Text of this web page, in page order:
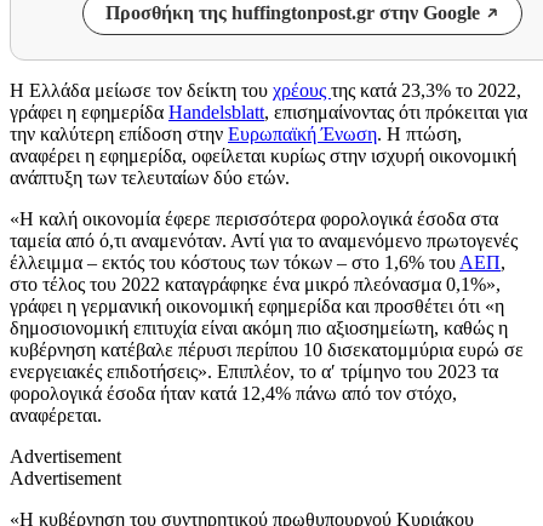
Προσθήκη της huffingtonpost.gr στην Google
Η Ελλάδα μείωσε τον δείκτη του χρέους της κατά 23,3% το 2022,
γράφει η εφημερίδα Handelsblatt, επισημαίνοντας ότι πρόκειται για
την καλύτερη επίδοση στην Ευρωπαϊκή Ένωση. Η πτώση,
αναφέρει η εφημερίδα, οφείλεται κυρίως στην ισχυρή οικονομική
ανάπτυξη των τελευταίων δύο ετών.
«Η καλή οικονομία έφερε περισσότερα φορολογικά έσοδα στα
ταμεία από ό,τι αναμενόταν. Αντί για το αναμενόμενο πρωτογενές
έλλειμμα – εκτός του κόστους των τόκων – στο 1,6% του ΑΕΠ,
στο τέλος του 2022 καταγράφηκε ένα μικρό πλεόνασμα 0,1%»,
γράφει η γερμανική οικονομική εφημερίδα και προσθέτει ότι «η
δημοσιονομική επιτυχία είναι ακόμη πιο αξιοσημείωτη, καθώς η
κυβέρνηση κατέβαλε πέρυσι περίπου 10 δισεκατομμύρια ευρώ σε
ενεργειακές επιδοτήσεις». Επιπλέον, το α′ τρίμηνο του 2023 τα
φορολογικά έσοδα ήταν κατά 12,4% πάνω από τον στόχο,
αναφέρεται.
Advertisement
Advertisement
«Η κυβέρνηση του συντηρητικού πρωθυπουργού Κυριάκου